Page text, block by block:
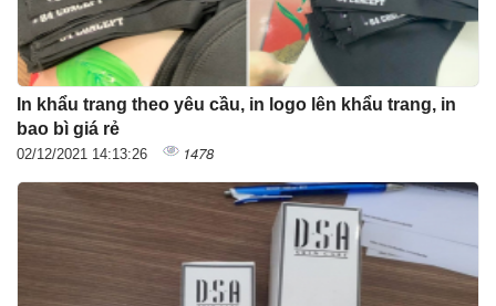
In khẩu trang theo yêu cầu, in logo lên khẩu trang, in
bao bì giá rẻ
02/12/2021 14:13:26 1478